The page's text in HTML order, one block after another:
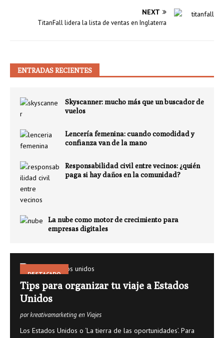
NEXT
TitanFall lidera la lista de ventas en Inglaterra
ENTRADAS RECIENTES
Skyscanner: mucho más que un buscador de
vuelos
Lencería femenina: cuando comodidad y
confianza van de la mano
Responsabilidad civil entre vecinos: ¿quién
paga si hay daños en la comunidad?
La nube como motor de crecimiento para
empresas digitales
DESTACADO
Tips para organizar tu viaje a Estados
Unidos
por kreativamarketing en Viajes
Los Estados Unidos o ‘La tierra de las oportunidades’. Para